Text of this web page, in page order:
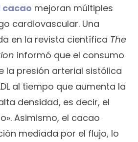
cacao mejoran múltiples
cardiovascular. Una
en la revista científica The
informó que el consumo
la presión arterial sistólica
al tiempo que aumenta la
densidad, es decir, el
Asimismo, el cacao
mediada por el flujo, lo